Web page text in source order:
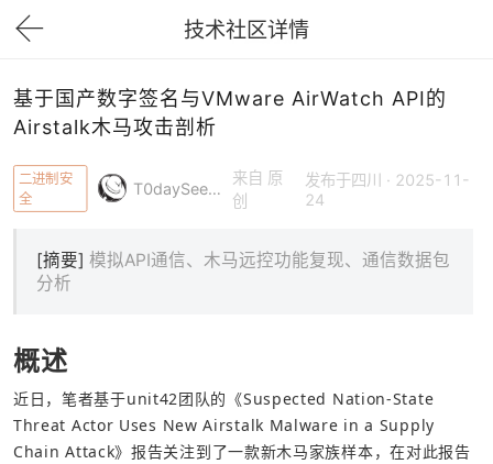
技术社区详情
下拉刷新
基于国产数字签名与VMware AirWatch API的
Airstalk木马攻击剖析
二进制安
全
T0daySeeker
来自 原
创
发布于四川 · 2025-11-
24
[摘要] 模拟API通信、木马远控功能复现、通信数据包
分析
概述
近日，笔者基于unit42团队的《Suspected Nation-State
Threat Actor Uses New Airstalk Malware in a Supply
Chain Attack》报告关注到了一款新木马家族样本，在对此报告